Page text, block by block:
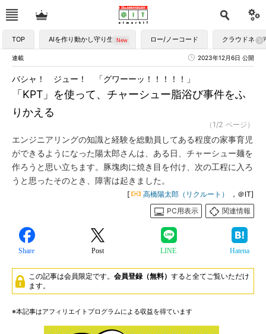
TOP AIを作り動かし守り生かす ロー/ノーコード クラウドネイ
連載 2023年12月6日 公開
「KPT」を使って、チャーシュー脂浴び事件をふ
りかえる
バシャ！ ジュー！ 「グワーーッ！！！！！」
（1/2 ページ）
エンジニアリングの知識と経験を総動員してある程度の家事育児
ができるようになった陽太郎さんは、ある日、チャーシュー麺を
作ろうと思い立ちます。豚塊肉に焼き目を付け、次の工程に入ろ
うと思ったそのとき、障害は起きました。
[ 高橋陽太郎（リクルート）
，＠IT]
PC用表示
関連情報
Share Post LINE Hatena
この記事は会員限定です。 会員登録（無料） すると全てご覧いただけ
ます。
※本記事はアフィリエイトプログラムによる収益を得ています